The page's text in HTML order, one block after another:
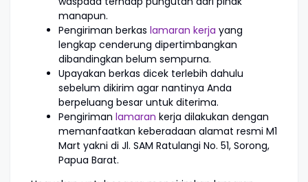
manapun.
Pengiriman berkas lamaran kerja yang
lengkap cenderung dipertimbangkan
dibandingkan belum sempurna.
Upayakan berkas dicek terlebih dahulu
sebelum dikirim agar nantinya Anda
berpeluang besar untuk diterima.
Pengiriman lamaran kerja dilakukan dengan
memanfaatkan keberadaan alamat resmi M1
Mart yakni di Jl. SAM Ratulangi No. 51, Sorong,
Papua Barat.